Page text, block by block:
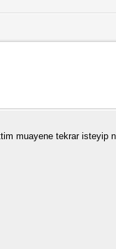
muayene tekrar isteyip